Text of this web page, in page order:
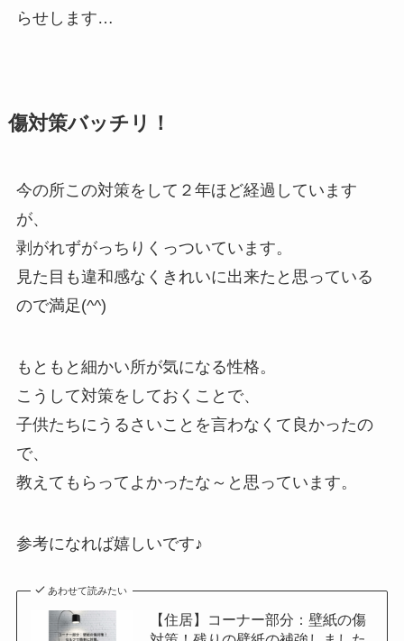
らせします…
傷対策バッチリ！
今の所この対策をして２年ほど経過しています
が、
剥がれずがっちりくっついています。
見た目も違和感なくきれいに出来たと思っている
ので満足(^^)
もともと細かい所が気になる性格。
こうして対策をしておくことで、
子供たちにうるさいことを言わなくて良かったの
で、
教えてもらってよかったな～と思っています。
参考になれば嬉しいです♪
あわせて読みたい
【住居】コーナー部分：壁紙の傷